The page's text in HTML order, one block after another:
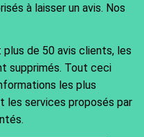
à laisser un avis. Nos
de 50 avis clients, les
supprimés. Tout ceci
les plus
les services proposés par